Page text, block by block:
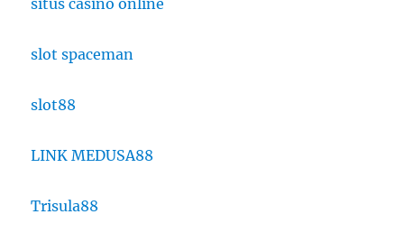
slot spaceman
slot88
LINK MEDUSA88
Trisula88